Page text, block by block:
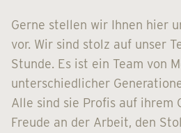
Gerne stellen wir Ihnen hier
vor. Wir sind stolz auf unser
Stunde. Es ist ein Team von
unterschiedlicher
Alle sind sie Profis auf ihrem
Freude an der Arbeit, den